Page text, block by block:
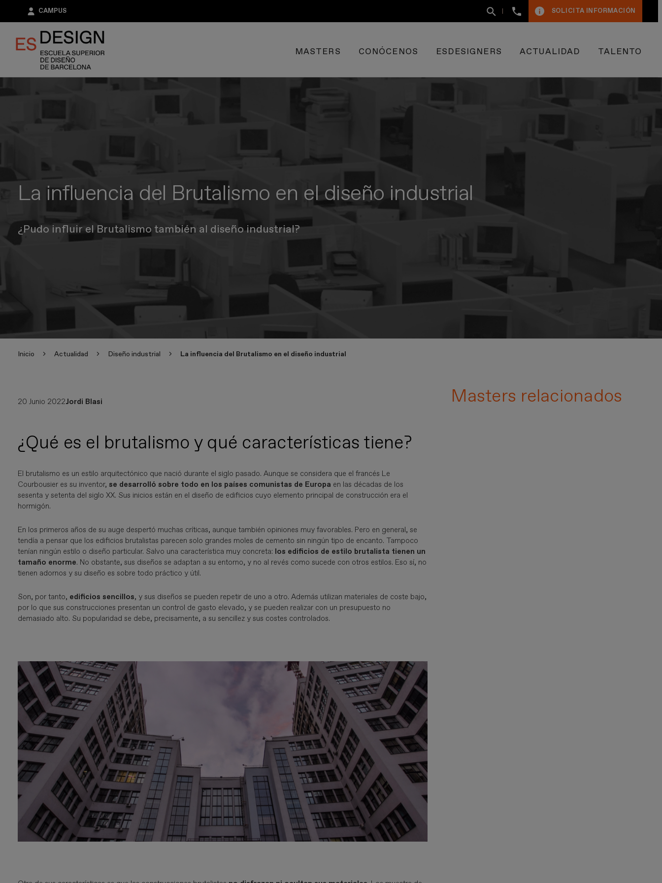
principal
CAMPUS +34
93
SOLICITA INFORMACIÓN
MASTERS CONÓCENOS ESDESIGNERS ACTUALIDAD TALENTO
La influencia del Brutalismo en el diseño industrial
¿Pudo influir el Brutalismo también al diseño industrial?
Inicio Actualidad Diseño industrial La influencia del Brutalismo en el diseño industrial
20 Junio 2022Jordi Blasi
¿Qué es el brutalismo y qué características tiene?
El brutalismo es un estilo arquitectónico que nació durante el siglo pasado. Aunque se considera que el francés Le
Courbousier es su inventor,se desarrolló sobre todo en los países comunistas de Europa en las décadas de los
sesenta y setenta del siglo XX. Sus inicios están en el diseño de edificios cuyo elemento principal de construcción era el
hormigón.
En los primeros años de su auge despertó muchas críticas, aunque también opiniones muy favorables. Pero en general, se
tendía a pensar que los edificios brutalistas parecen solo grandes moles de cemento sin ningún tipo de encanto. Tampoco
tenían ningún estilo o diseño particular. Salvo una característica muy concreta: los edificios de estilo brutalista tienen un
tamaño enorme. No obstante, sus diseños se adaptan a su entorno, y no al revés como sucede con otros estilos. Eso sí, no
tienen adornos y su diseño es sobre todo práctico y útil.
Son, por tanto, edificios sencillos, y sus diseños se pueden repetir de uno a otro. Además utilizan materiales de coste bajo,
por lo que sus construcciones presentan un control de gasto elevado, y se pueden realizar con un presupuesto no
demasiado alto. Su popularidad se debe, precisamente, a su sencillez y sus costes controlados.
Masters relacionados